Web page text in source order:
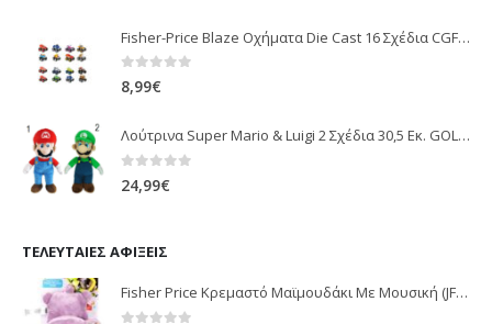
Fisher-Price Blaze Οχήματα Die Cast 16 Σχέδια CGF20
0 out of 5
8,99€
Λούτρινα Super Mario & Luigi 2 Σχέδια 30,5 Εκ. GOL13769
0 out of 5
24,99€
ΤΕΛΕΥΤΑΊΕΣ ΑΦΊΞΕΙΣ
Fisher Price Κρεμαστό Μαϊμουδάκι Με Μουσική (JFF02)